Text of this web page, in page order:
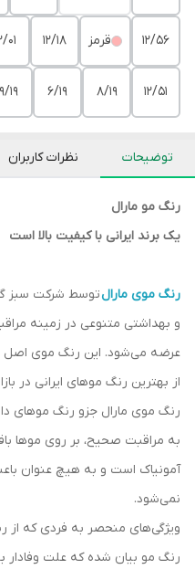
12/56 قرمز 12/18
01
12/51
8/19
6/19
9/19
توضیحات نظرات کاربران
رنگ مو مارال
یک برند ایرانی با کیفیت بالا است
رنگ موی مارالتوسط شرکت سبز
و بهداشتی متنوعی در زمینه
عرضه می‌شود. این رنگ موی اصل
از بهترین رنگ موهای ایرانی در
رنگ موی مارال جزو رنگ موهای
به مراقبت صحیح، بر روی موها
آمونیاک است و به هیچ عنوان
نمی‌شود.
ویژگی‌های منحصر به فردی که از
رنگ مو بیان شده که علت وفادار